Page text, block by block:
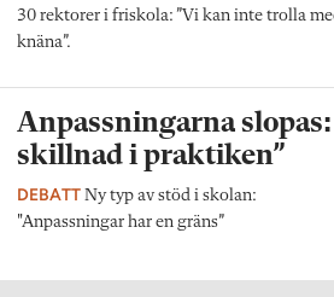
30 rektorer i friskola: ”Vi kan inte trolla
knäna”.
Anpassningarna
skillnad i praktiken”
DEBATT Ny typ av stöd i skolan:
"Anpassningar har en gräns”